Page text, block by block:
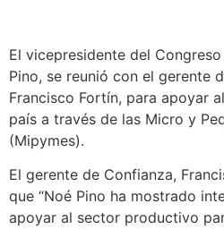
El vicepresidente del
Pino, se reunió con el gerente
Francisco Fortín, para apoyar
país a través de las Micro y
(Mipymes).
El gerente de Confianza,
que “Noé Pino ha mostrado
apoyar al sector productivo